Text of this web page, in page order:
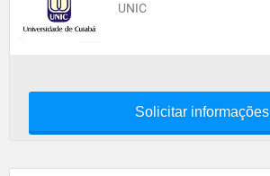
UNIC
Solicitar informações